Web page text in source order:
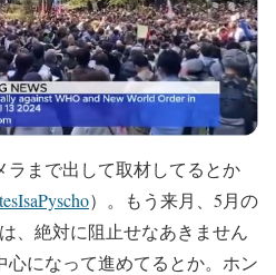
まで出して取材してるとか
）。もう来月、5月の
、絶対に阻止せなあきません
心になって進めてるとか。ホン